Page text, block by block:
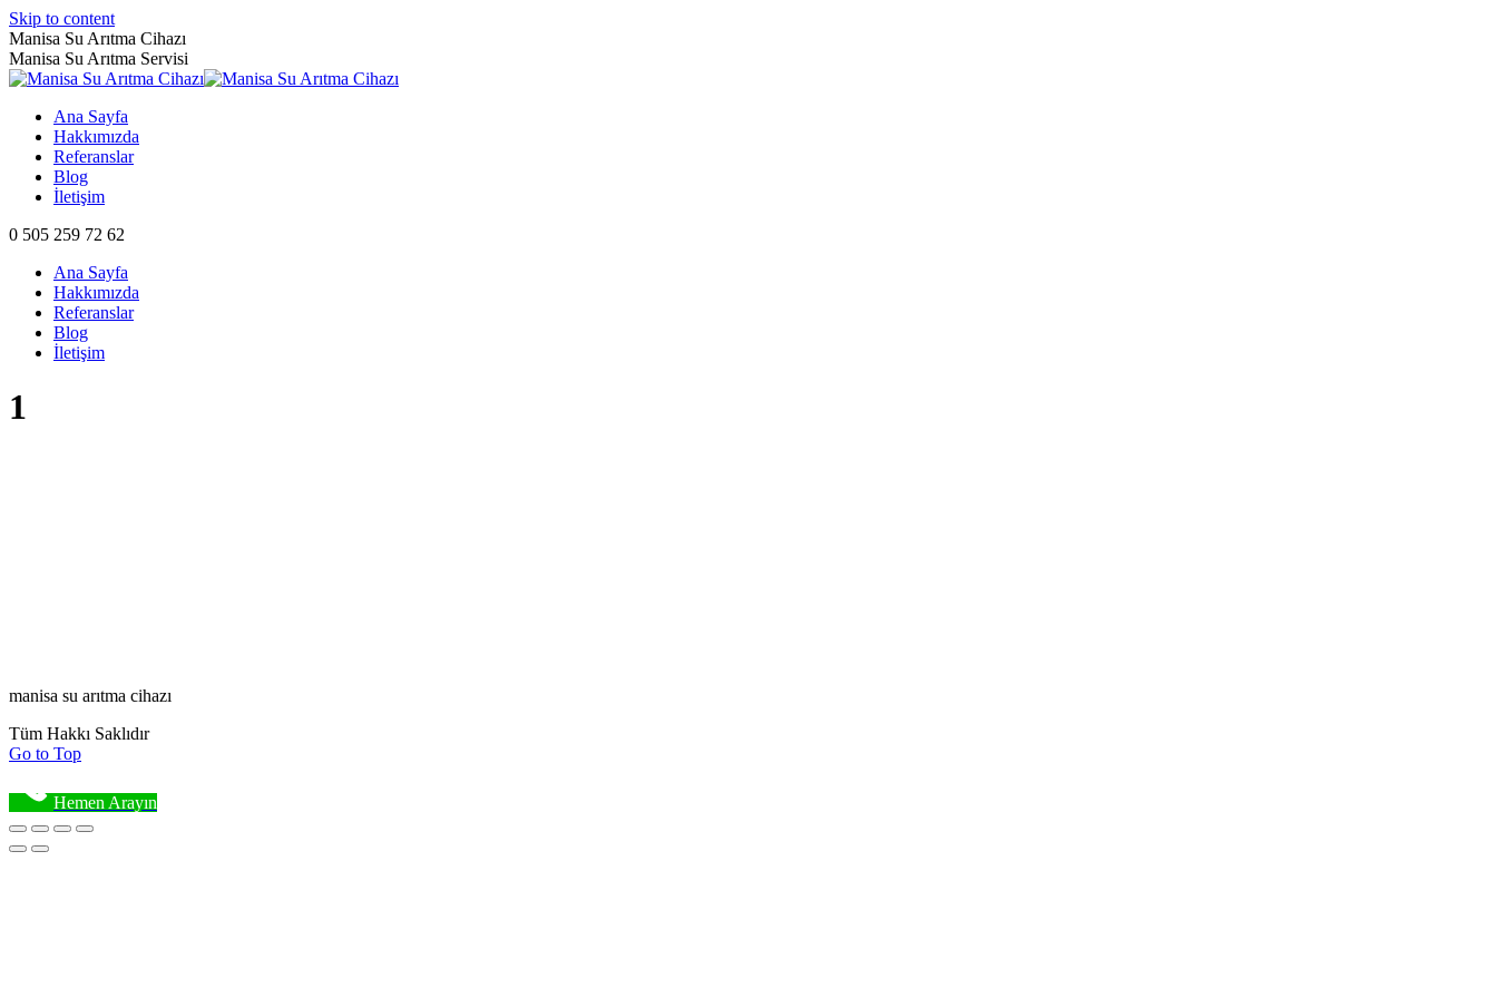
Skip to content
Manisa Su Arıtma Cihazı
Manisa Su Arıtma Servisi
Ana Sayfa
Hakkımızda
Referanslar
Blog
İletişim
0 505 259 72 62
Ana Sayfa
Hakkımızda
Referanslar
Blog
İletişim
1
manisa su arıtma cihazı
Tüm Hakkı Saklıdır
Go to Top
Hemen Arayın